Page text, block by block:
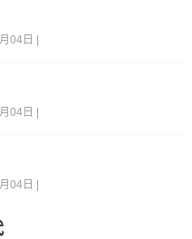
04日 |
04日 |
04日 |